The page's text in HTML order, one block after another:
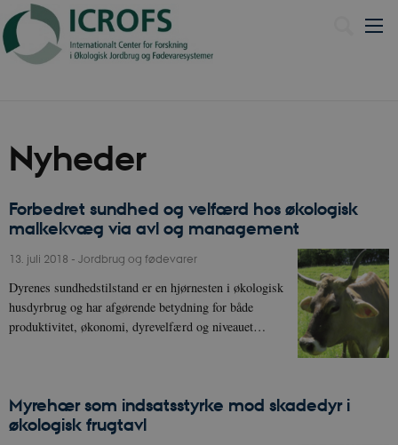
Nyheder
Forbedret sundhed og velfærd hos økologisk
malkekvæg via avl og management
13. juli 2018 - Jordbrug og fødevarer
Dyrenes sundhedstilstand er en hjørnesten i økologisk
husdyrbrug og har afgørende betydning for både
produktivitet, økonomi, dyrevelfærd og niveauet…
Myrehær som indsatsstyrke mod skadedyr i
økologisk frugtavl